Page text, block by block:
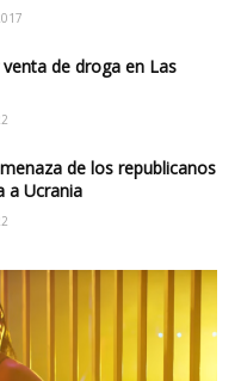
de droga en Las
de los republicanos
a Ucrania